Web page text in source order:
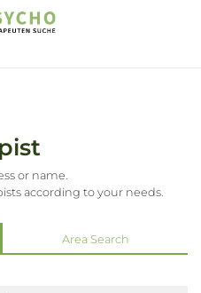
or name.
according to your needs.
Area Search